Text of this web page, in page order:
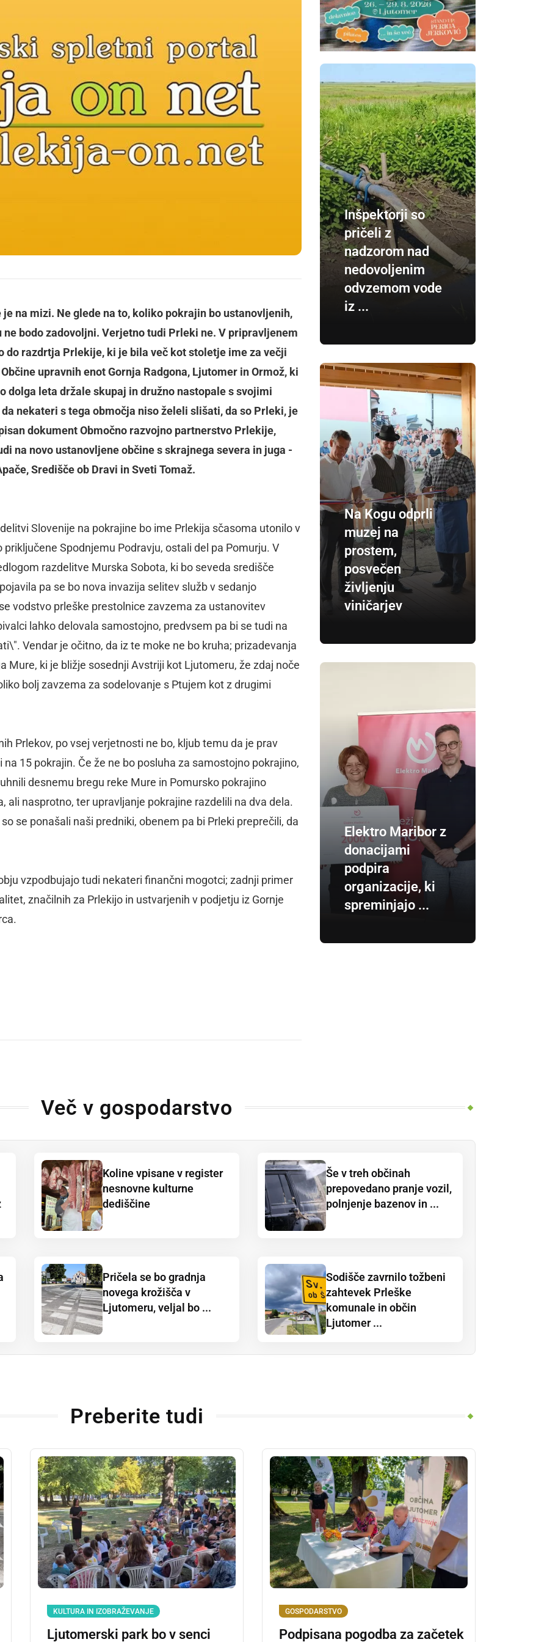
na mizi. Ne glede na to, koliko pokrajin bo ustanovljenih,
ne bodo zadovoljni. Verjetno tudi Prleki ne. V pripravljenem
do razdrtja Prlekije, ki je bila več kot stoletje ime za večji
upravnih enot Gornja Radgona, Ljutomer in Ormož, ki
dolga leta držale skupaj in družno nastopale s svojimi
nekateri s tega območja niso želeli slišati, da so Prleki, je
dokument Območno razvojno partnerstvo Prlekije,
na novo ustanovljene občine s skrajnega severa in juga -
Središče ob Dravi in Sveti Tomaž.
Slovenije na pokrajine bo ime Prlekija sčasoma utonilo v
priključene Spodnjemu Podravju, ostali del pa Pomurju. V
razdelitve Murska Sobota, ki bo seveda središče
pa se bo nova invazija selitev služb v sedanjo
vodstvo prleške prestolnice zavzema za ustanovitev
lahko delovala samostojno, predvsem pa bi se tudi na
Vendar je očitno, da iz te moke ne bo kruha; prizadevanja
Mure, ki je bližje sosednji Avstriji kot Ljutomeru, že zdaj noče
bolj zavzema za sodelovanje s Ptujem kot z drugimi
Prlekov, po vsej verjetnosti ne bo, kljub temu da je prav
na 15 pokrajin. Če že ne bo posluha za samostojno pokrajino,
desnemu bregu reke Mure in Pomursko pokrajino
ali nasprotno, ter upravljanje pokrajine razdelili na dva dela.
se ponašali naši predniki, obenem pa bi Prleki preprečili, da
vzpodbujajo tudi nekateri finančni mogotci; zadnji primer
značilnih za Prlekijo in ustvarjenih v podjetju iz Gornje
Inšpektorji so
pričeli z
nadzorom nad
nedovoljenim
odvzemom vode
iz ...
Na Kogu odprli
muzej na
prostem,
posvečen
življenju
viničarjev
Elektro Maribor z
donacijami
podpira
organizacije, ki
spreminjajo ...
Več v gospodarstvo
Koline vpisane v register
nesnovne kulturne
dediščine
Še v treh občinah
prepovedano pranje vozil,
polnjenje bazenov in ...
Pričela se bo gradnja
novega krožišča v
Ljutomeru, veljal bo ...
Sodišče zavrnilo tožbeni
zahtevek Prleške
komunale in občin
Ljutomer ...
Preberite tudi
KULTURA IN IZOBRAŽEVANJE
Ljutomerski park bo v senci
GOSPODARSTVO
Podpisana pogodba za začetek